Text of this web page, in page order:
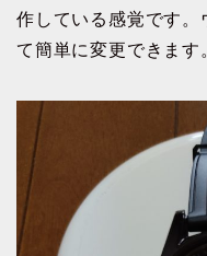
作している感覚です。
て簡単に変更できます